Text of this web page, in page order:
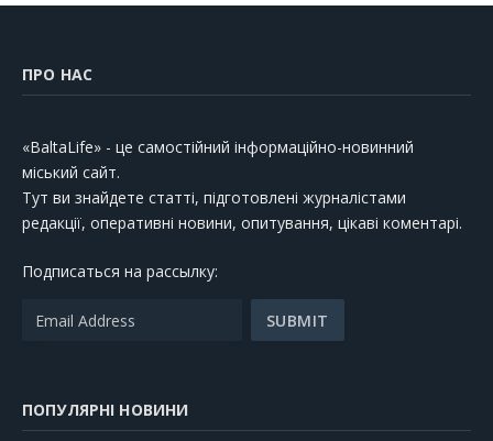
ПРО НАС
«BaltaLife» - це самостійний інформаційно-новинний
міський сайт.
Тут ви знайдете статті, підготовлені журналістами
редакції, оперативні новини, опитування, цікаві коментарі.
Подписаться на рассылку:
ПОПУЛЯРНІ НОВИНИ